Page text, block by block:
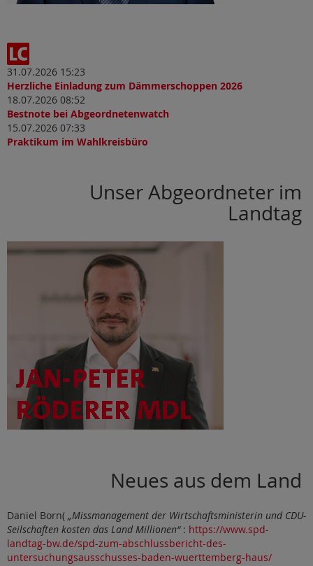
31.07.2026 15:23
Herzliche Einladung zum Dämmerschoppen 2026
18.07.2026 08:52
Bestnote bei Abgeordnetenwatch
15.07.2026 07:33
Praktikum im Wahlkreisbüro
Unser Abgeordneter im
Landtag
Neues aus dem Land
Daniel Born( „Missmanagement der Wirtschaftsministerin und CDU-
Seilschaften kosten das Land Millionen“: https://www.spd-
landtag-bw.de/spd-zum-abschlussbericht-des-
untersuchungsausschusses-baden-wuerttemberg-haus/